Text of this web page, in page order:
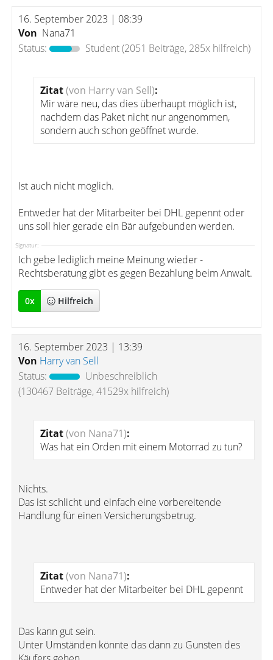
16. September 2023 | 08:39
Von Nana71
Status:
Student(2051 Beiträge, 285x hilfreich)
Zitat(von Harry van Sell):
Mir wäre neu, das dies überhaupt möglich ist,
nachdem das Paket nicht nur angenommen,
sondern auch schon geöffnet wurde.
Ist auch nicht möglich.
Entweder hat der Mitarbeiter bei DHL gepennt oder
uns soll hier gerade ein Bär aufgebunden werden.
Signatur:
Ich gebe lediglich meine Meinung wieder -
Rechtsberatung gibt es gegen Bezahlung beim Anwalt.
0x Hilfreich
16. September 2023 | 13:39
Von Harry van Sell
Status:
Unbeschreiblich
(130467 Beiträge, 41529x hilfreich)
Zitat(von Nana71):
Was hat ein Orden mit einem Motorrad zu tun?
Nichts.
Das ist schlicht und einfach eine vorbereitende
Handlung für einen Versicherungsbetrug.
Zitat(von Nana71):
Entweder hat der Mitarbeiter bei DHL gepennt
Das kann gut sein.
Unter Umständen könnte das dann zu Gunsten des